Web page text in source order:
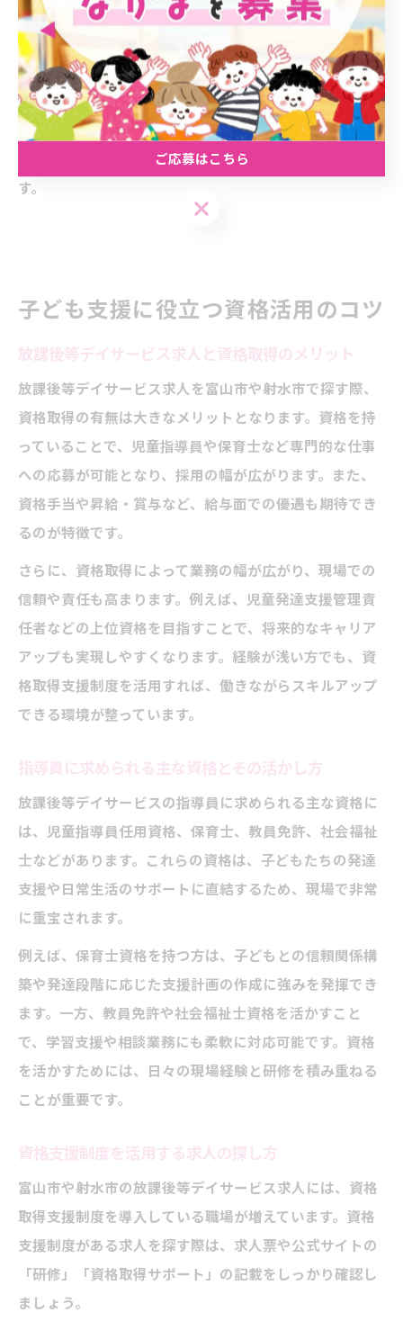
す。
また、指導員が無理なく業務をこなせているか、休憩や
残業の状況、シフトの融通がきいているかなど、求人票
だけでは分からないリアルな部分も見極めポイントとな
ります。実際に働くスタッフの声を聞くことで、職場選
びの失敗を防ぎ、長く働ける環境を見つけやすくなりま
す。
子ども支援に役立つ資格活用のコツ
放課後等デイサービス求人と資格取得のメリット
放課後等デイサービス求人を富山市や射水市で探す際、
資格取得の有無は大きなメリットとなります。資格を持
っていることで、児童指導員や保育士など専門的な仕事
への応募が可能となり、採用の幅が広がります。また、
資格手当や昇給・賞与など、給与面での優遇も期待でき
るのが特徴です。
さらに、資格取得によって業務の幅が広がり、現場での
信頼や責任も高まります。例えば、児童発達支援管理責
任者などの上位資格を目指すことで、将来的なキャリア
アップも実現しやすくなります。経験が浅い方でも、資
格取得支援制度を活用すれば、働きながらスキルアップ
できる環境が整っています。
指導員に求められる主な資格とその活かし方
放課後等デイサービスの指導員に求められる主な資格に
は、児童指導員任用資格、保育士、教員免許、社会福祉
士などがあります。これらの資格は、子どもたちの発達
支援や日常生活のサポートに直結するため、現場で非常
に重宝されます。
例えば、保育士資格を持つ方は、子どもとの信頼関係構
築や発達段階に応じた支援計画の作成に強みを発揮でき
ます。一方、教員免許や社会福祉士資格を活かすこと
で、学習支援や相談業務にも柔軟に対応可能です。資格
を活かすためには、日々の現場経験と研修を積み重ねる
ことが重要です。
資格支援制度を活用する求人の探し方
富山市や射水市の放課後等デイサービス求人には、資格
取得支援制度を導入している職場が増えています。資格
支援制度がある求人を探す際は、求人票や公式サイトの
「研修」「資格取得サポート」の記載をしっかり確認し
ましょう。
ご応募はこちら